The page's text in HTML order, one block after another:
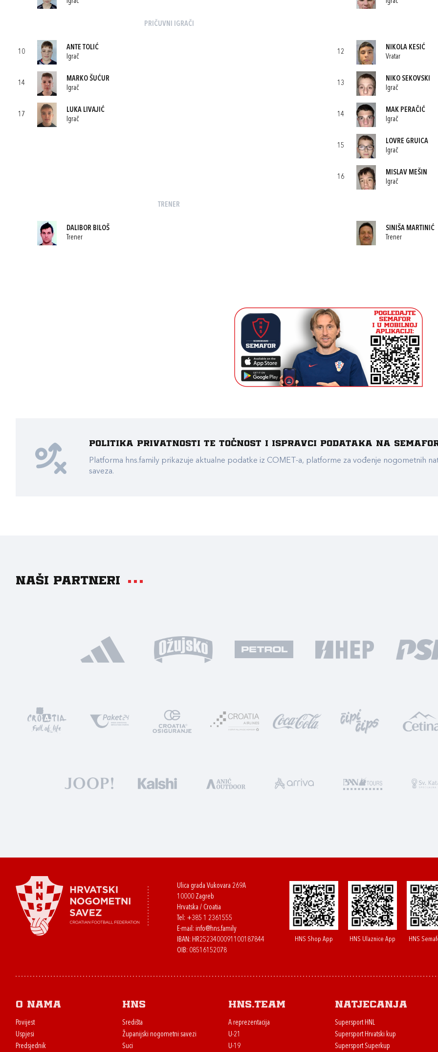
PRIČUVNI IGRAČI
10
ANTE TOLIĆ
Igrač
14
MARKO ŠUĆUR
Igrač
17
LUKA LIVAJIĆ
Igrač
TRENER
DALIBOR BILOŠ
Trener
12
NIKOLA KESIĆ
Vratar
13
NIKO SEKOVSKI
Igrač
14
MAK PERAČIĆ
Igrač
15
LOVRE GRUICA
Igrač
16
MISLAV MEŠIN
Igrač
SINIŠA MARTINIĆ
Trener
Politika privatnosti te točnost i ispravci podataka na
Platforma hns.family prikazuje aktualne podatke iz COMET-a, platforme za vođenje nogometnih
saveza.
Naši partneri
Ulica grada Vukovara 269A
10000 Zagreb
Hrvatska / Croatia
Tel: +385 1 2361555
E-mail: info@hns.family
IBAN: HR2523400091100187844
OIB: 08516152078
HNS Shop App HNS Ulaznice App HNS
O nama
Povijest
Uspjesi
Predsjednik
HNS
Središta
Županijski nogometni savezi
Suci
HNS.team
A reprezentacija
U-21
U-19
Natjecanja
Supersport HNL
Supersport Hrvatski kup
Supersport Superkup